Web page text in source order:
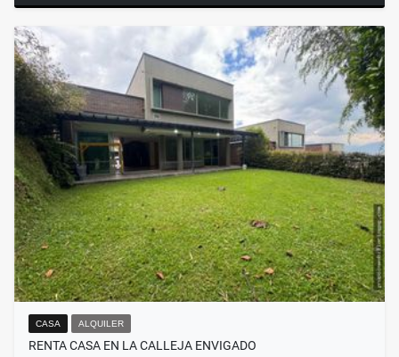
CASA ALQUILER
RENTA CASA EN LA CALLEJA ENVIGADO